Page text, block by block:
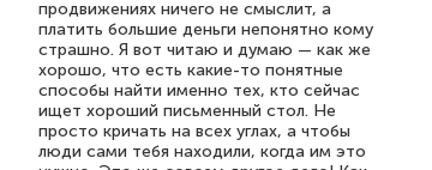
продвижениях ничего не смыслит, а
платить большие деньги непонятно кому
страшно. Я вот читаю и думаю — как же
хорошо, что есть какие-то понятные
способы найти именно тех, кто сейчас
ищет хороший письменный стол. Не
просто кричать на всех углах, а чтобы
люди сами тебя находили, когда им это